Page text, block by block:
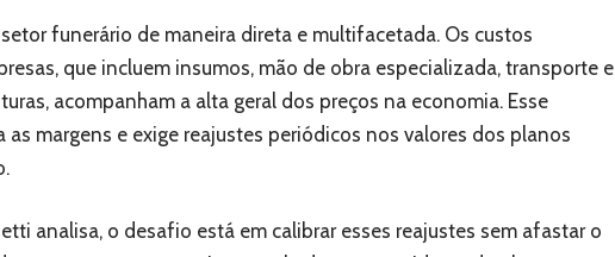
funerário de maneira direta e multifacetada. Os custos
que incluem insumos, mão de obra especializada, transporte e
acompanham a alta geral dos preços na economia. Esse
margens e exige reajustes periódicos nos valores dos planos
analisa, o desafio está em calibrar esses reajustes sem afastar o